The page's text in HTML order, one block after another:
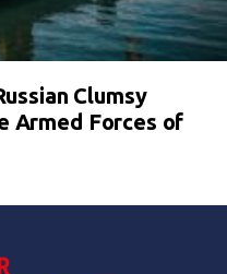
Clumsy
Armed Forces of